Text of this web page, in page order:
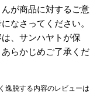
が商品に対するご意
なさってください。
、サンハヤトが保
らかじめご了承くだ
逸脱する内容のレビューは